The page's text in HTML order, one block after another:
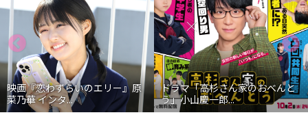
原
ドラマ「高杉さん家のおべんと
う」小山慶一郎...
映画『わたしの幸せな結
石あかり インタ...